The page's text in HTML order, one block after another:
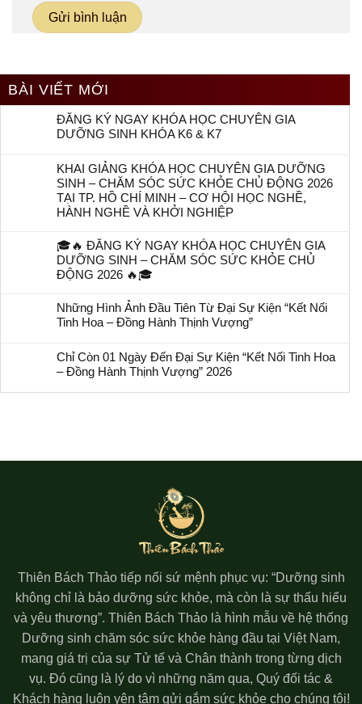
BÀI VIẾT MỚI
ĐĂNG KÝ NGAY KHÓA HỌC CHUYÊN GIA
DƯỠNG SINH KHÓA K6 & K7
KHAI GIẢNG KHÓA HỌC CHUYÊN GIA DƯỠNG
SINH – CHĂM SÓC SỨC KHỎE CHỦ ĐỘNG 2026
TẠI TP. HỒ CHÍ MINH – CƠ HỘI HỌC NGHỀ,
HÀNH NGHỀ VÀ KHỞI NGHIỆP
🎓🔥 ĐĂNG KÝ NGAY KHÓA HỌC CHUYÊN GIA
DƯỠNG SINH – CHĂM SÓC SỨC KHỎE CHỦ
ĐỘNG 2026 🔥🎓
Những Hình Ảnh Đầu Tiên Từ Đại Sự Kiện “Kết Nối
Tinh Hoa – Đồng Hành Thịnh Vượng”
Chỉ Còn 01 Ngày Đến Đại Sự Kiện “Kết Nối Tinh Hoa
– Đồng Hành Thịnh Vượng” 2026
Thiên Bách Thảo tiếp nối sứ mệnh phục vụ: “Dưỡng sinh
không chỉ là bảo dưỡng sức khỏe, mà còn là sự thấu hiểu
và yêu thương”. Thiên Bách Thảo là hình mẫu về hệ thống
Dưỡng sinh chăm sóc sức khỏe hàng đầu tại Việt Nam,
mang giá trị của sự Tử tế và Chân thành trong từng dịch
vụ. Đó cũng là lý do vì những năm qua, Quý đối tác &
Khách hàng luôn yên tâm gửi gắm sức khỏe cho chúng tôi!